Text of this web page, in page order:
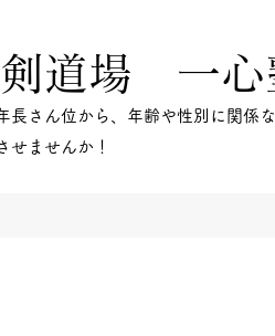
剣道場 一
長さん位から、年齢や性別に関係
せませんか！​